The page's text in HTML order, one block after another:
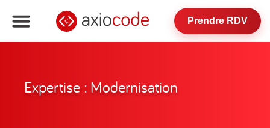
Prendre RDV
Expertise : Modernisation